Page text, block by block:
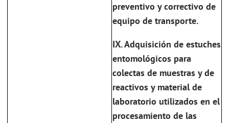
preventivo y correctivo de
equipo de transporte.
IX. Adquisición de estuches
entomológicos para
colectas de muestras y de
reactivos y material de
laboratorio utilizados en el
procesamiento de las